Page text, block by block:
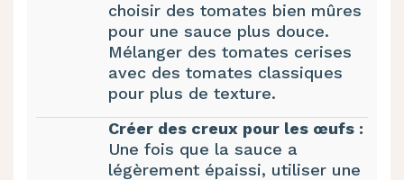
choisir des tomates bien mûres
pour une sauce plus douce.
Mélanger des tomates cerises
avec des tomates classiques
pour plus de texture.
Créer des creux pour les œufs :
Une fois que la sauce a
légèrement épaissi, utiliser une